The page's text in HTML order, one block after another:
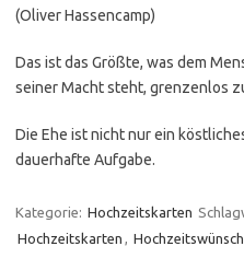
(Oliver Hassencamp)
Das ist das Größte, was dem
seiner Macht steht, grenzenlos
Die Ehe ist nicht nur ein
dauerhafte Aufgabe.
Kategorie: Hochzeitskarten
Hochzeitskarten